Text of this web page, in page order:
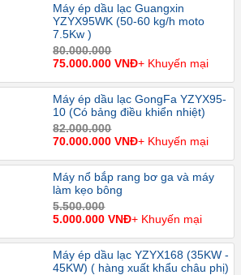
Máy ép dầu lạc Guangxin
YZYX95WK (50-60 kg/h moto
7.5Kw )
80.000.000
75.000.000 VNĐ+ Khuyến mại
Máy ép dầu lạc GongFa YZYX95-
10 (Có bảng điều khiển nhiệt)
82.000.000
70.000.000 VNĐ+ Khuyến mại
Máy nổ bắp rang bơ ga và máy
làm kẹo bông
5.500.000
5.000.000 VNĐ+ Khuyến mại
Máy ép dầu lạc YZYX168 (35KW -
45KW) ( hàng xuất khẩu châu phị)